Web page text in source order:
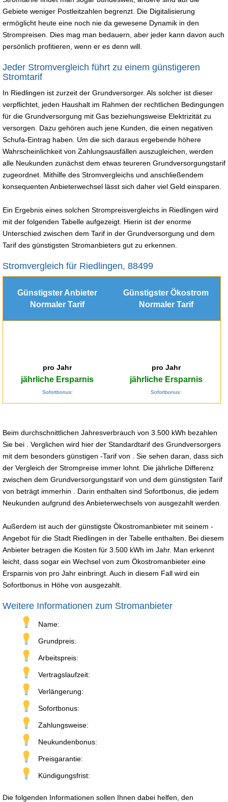
Gebiete weniger Postleitzahlen begrenzt. Die Digitalisierung
ermöglicht heute eine noch nie da gewesene Dynamik in den
Strompreisen. Dies mag man bedauern, aber jeder kann davon auch
persönlich profitieren, wenn er es denn will.
Jeder Stromvergleich führt zu einem günstigeren
Stromtarif
In Riedlingen ist zurzeit der Grundversorger. Als solcher ist dieser
verpflichtet, jeden Haushalt im Rahmen der rechtlichen Bedingungen
für die Grundversorgung mit Gas beziehungsweise Elektrizität zu
versorgen. Dazu gehören auch jene Kunden, die einen negativen
Schufa-Eintrag haben. Um die sich daraus ergebende höhere
Wahrscheinlichkeit von Zahlungsausfällen auszugleichen, werden
alle Neukunden zunächst dem etwas teureren Grundversorgungstarif
zugeordnet. Mithilfe des Stromvergleichs und anschließendem
konsequenten Anbieterwechsel lässt sich daher viel Geld einsparen.
Ein Ergebnis eines solchen Strompreisvergleichs in Riedlingen wird
mit der folgenden Tabelle aufgezeigt. Hierin ist der enorme
Unterschied zwischen dem Tarif in der Grundversorgung und dem
Tarif des günstigsten Stromanbieters gut zu erkennen.
Stromvergleich für Riedlingen, 88499
Günstigster Anbieter
Normaler Tarif
Günstigster Ökostrom
Normaler Tarif
pro Jahr
jährliche Ersparnis
Sofortbonus:
pro Jahr
jährliche Ersparnis
Sofortbonus:
Beim durchschnittlichen Jahresverbrauch von 3.500 kWh bezahlen
Sie bei . Verglichen wird hier der Standardtarif des Grundversorgers
mit dem besonders günstigen -Tarif von . Sie sehen daran, dass sich
der Vergleich der Strompreise immer lohnt. Die jährliche Differenz
zwischen dem Grundversorgungstarif von und dem günstigsten Tarif
von beträgt immerhin . Darin enthalten sind Sofortbonus, die jedem
Neukunden aufgrund des Anbieterwechsels von ausgezahlt werden.
Außerdem ist auch der günstigste Ökostromanbieter mit seinem -
Angebot für die Stadt Riedlingen in der Tabelle enthalten. Bei diesem
Anbieter betragen die Kosten für 3.500 kWh im Jahr. Man erkennt
leicht, dass sogar ein Wechsel von zum Ökostromanbieter eine
Ersparnis von pro Jahr einbringt. Auch in diesem Fall wird ein
Sofortbonus in Höhe von ausgezahlt.
Weitere Informationen zum Stromanbieter
Name:
Grundpreis:
Arbeitspreis:
Vertragslaufzeit:
Verlängerung:
Sofortbonus:
Zahlungsweise:
Neukundenbonus:
Preisgarantie:
Kündigungsfrist:
Die folgenden Informationen sollen Ihnen dabei helfen, den